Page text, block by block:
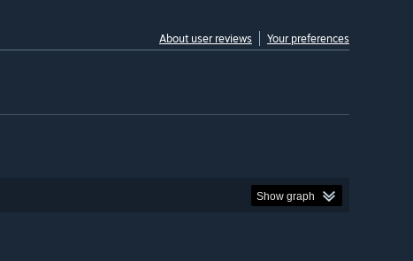
About user reviews Your preferences
Show graph